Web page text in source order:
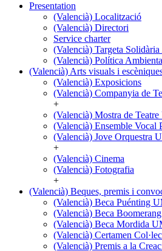
Presentation
Presentation(Valencià) Localització
(Valencià) Directori
Service charter
(Valencià) Targeta Solidària
(Valencià) Política
(Valencià) Arts visuals i
(Valencià)
Arts
visuals
escèniques
(Valencià) Exposicions
(Valencià) Companyia de
+
(Valencià) Mostra de
(Valencià) Ensemble Vocal
(Valencià) Jove Orquestra
+
(Valencià) Cinema
(Valencià) Fotografia
+
(Valencià) Beques, premis i
(Valencià)
Beques,
premis
convocatòries
(Valencià) Beca Puénting
(Valencià) Beca Boomerang
(Valencià) Beca Mordida
(Valencià) Certamen
(Valencià) Premis a la